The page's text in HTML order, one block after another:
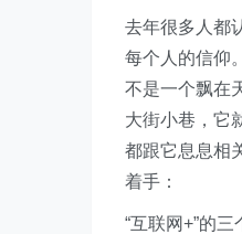
去年很多人都
每个人的信仰
不是一个飘在
大街小巷，它
都跟它息息相
着手：
“互联网+”的三